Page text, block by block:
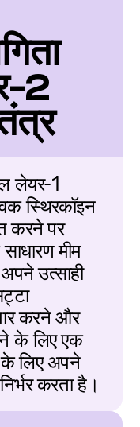
2
लेयर-1
स्थिरकॉइन
करने पर
मीम
उत्साही
करने और
के लिए एक
के लिए अपने
करता है।